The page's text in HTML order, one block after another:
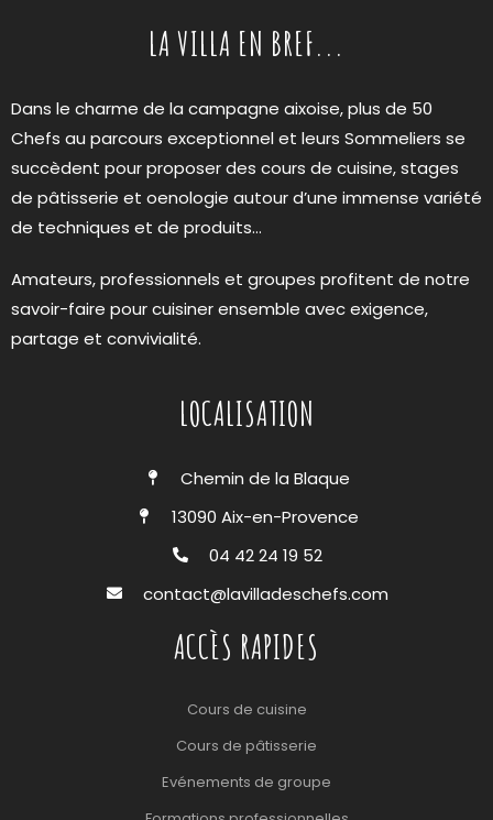
LA VILLA EN BREF...
Dans le charme de la campagne aixoise, plus de 50
Chefs au parcours exceptionnel et leurs Sommeliers se
succèdent pour proposer des cours de cuisine, stages
de pâtisserie et oenologie autour d’une immense variété
de techniques et de produits…
Amateurs, professionnels et groupes profitent de notre
savoir-faire pour cuisiner ensemble avec exigence,
partage et convivialité.
LOCALISATION
Chemin de la Blaque
13090 Aix-en-Provence
04 42 24 19 52
contact@lavilladeschefs.com
ACCÈS RAPIDES
Cours de cuisine
Cours de pâtisserie
Evénements de groupe